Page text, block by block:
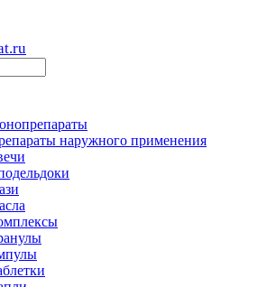
наружного применения